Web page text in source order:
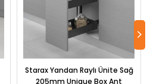
Starax Yandan Raylı Ünite Sağ
205mm Unique Box Ant